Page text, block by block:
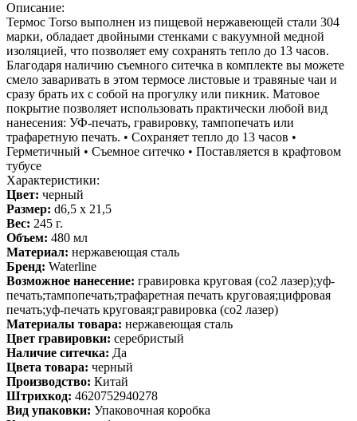
Описание:
Термос Torso выполнен из пищевой нержавеющей стали 304
марки, обладает двойными стенками с вакуумной медной
изоляцией, что позволяет ему сохранять тепло до 13 часов.
Благодаря наличию съемного ситечка в комплекте вы можете
смело заваривать в этом термосе листовые и травяные чаи и
сразу брать их с собой на прогулку или пикник. Матовое
покрытие позволяет использовать практически любой вид
нанесения: УФ-печать, гравировку, тампопечать или
трафаретную печать. • Сохраняет тепло до 13 часов •
Герметичный • Съемное ситечко • Поставляется в крафтовом
тубусе
Характеристики:
Цвет: черный
Размер: d6,5 x 21,5
Вес: 245 г.
Объем: 480 мл
Материал: нержавеющая сталь
Бренд: Waterline
Возможное нанесение: гравировка круговая (co2 лазер);уф-
печать;тампопечать;трафаретная печать круговая;цифровая
печать;уф-печать круговая;гравировка (co2 лазер)
Материалы товара: нержавеющая cталь
Цвет гравировки: серебристый
Наличие ситечка: Да
Цвета товара: черный
Производство: Китай
Штрихкод: 4620752940278
Вид упаковки: Упаковочная коробка